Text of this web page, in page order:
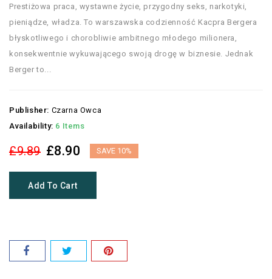
Prestiżowa praca, wystawne życie, przygodny seks, narkotyki,
pieniądze, władza. To warszawska codzienność Kacpra Bergera
błyskotliwego i chorobliwie ambitnego młodego milionera,
konsekwentnie wykuwającego swoją drogę w biznesie. Jednak
Berger to...
Publisher: Czarna Owca
Availability: 6 Items
£9.89 £8.90 SAVE 10%
Add To Cart